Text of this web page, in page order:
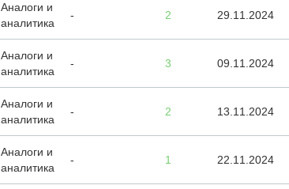
Аналоги и
аналитика
- 2 29.11.2024
Аналоги и
аналитика
- 3 09.11.2024
Аналоги и
аналитика
- 2 13.11.2024
Аналоги и
аналитика
- 1 22.11.2024